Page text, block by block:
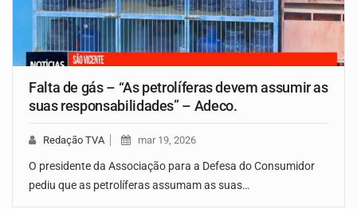
Falta de gás – “As petrolíferas devem assumir as
suas responsabilidades” – Adeco.
Redação TVA mar 19, 2026
O presidente da Associação para a Defesa do Consumidor
pediu que as petrolíferas assumam as suas…